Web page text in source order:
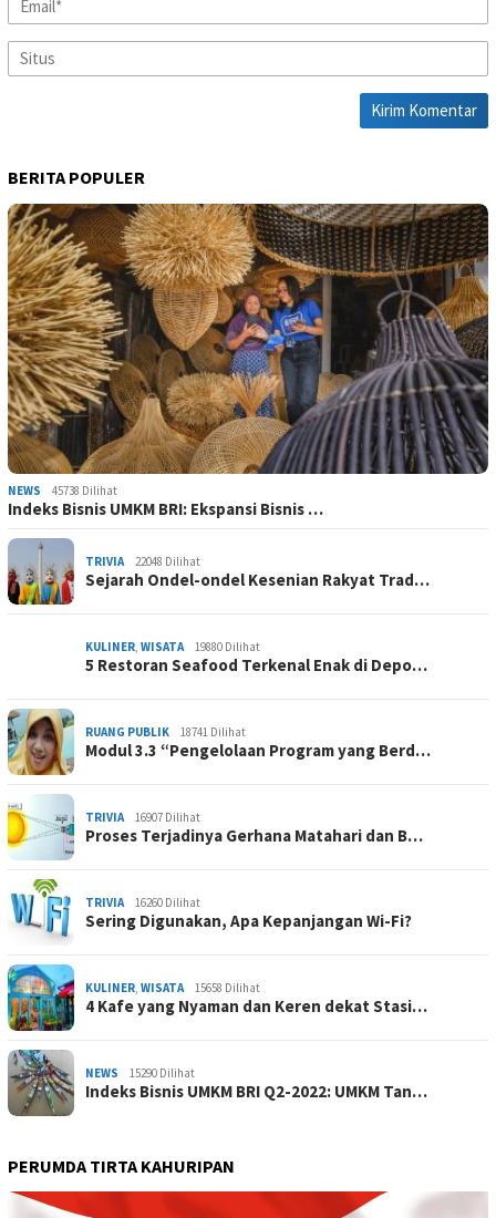
BERITA POPULER
NEWS 45738 Dilihat
Indeks Bisnis UMKM BRI: Ekspansi Bisnis …
TRIVIA 22048 Dilihat
Sejarah Ondel-ondel Kesenian Rakyat Trad…
KULINER, WISATA 19880 Dilihat
5 Restoran Seafood Terkenal Enak di Depo…
RUANG PUBLIK 18741 Dilihat
Modul 3.3 “Pengelolaan Program yang Berd…
TRIVIA 16907 Dilihat
Proses Terjadinya Gerhana Matahari dan B…
TRIVIA 16260 Dilihat
Sering Digunakan, Apa Kepanjangan Wi-Fi?
KULINER, WISATA 15658 Dilihat
4 Kafe yang Nyaman dan Keren dekat Stasi…
NEWS 15290 Dilihat
Indeks Bisnis UMKM BRI Q2-2022: UMKM Tan…
PERUMDA TIRTA KAHURIPAN